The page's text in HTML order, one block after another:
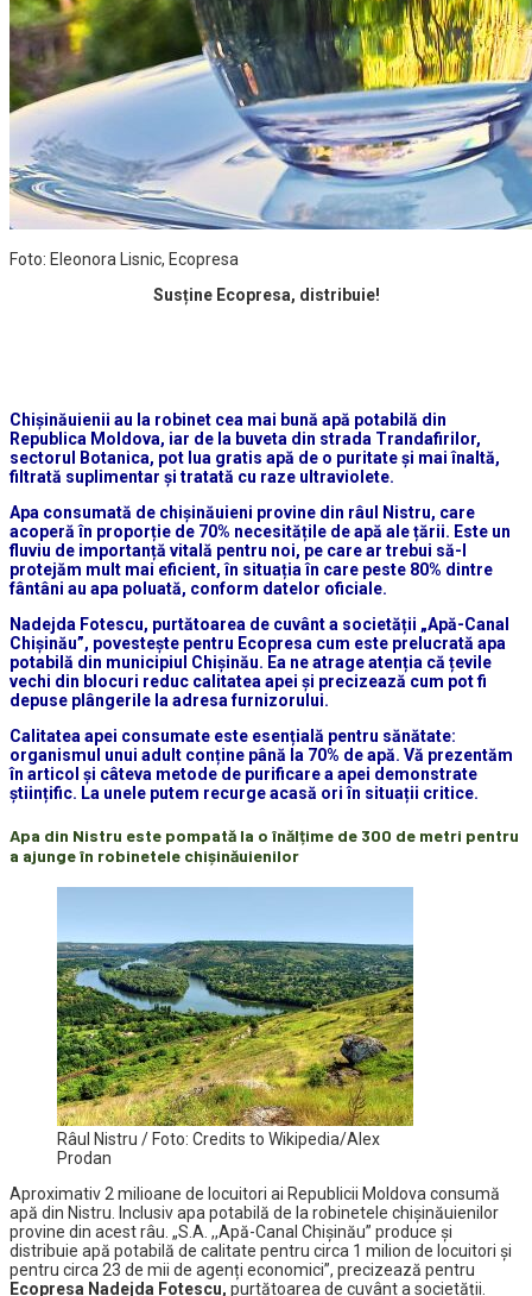
Foto: Eleonora Lisnic, Ecopresa
Susține Ecopresa, distribuie!
Chișinăuienii au la robinet cea mai bună apă potabilă din
Republica Moldova, iar de la buveta din strada Trandafirilor,
sectorul Botanica, pot lua gratis apă de o puritate și mai înaltă,
filtrată suplimentar și tratată cu raze ultraviolete.
Apa consumată de chișinăuieni provine din râul Nistru, care
acoperă în proporție de 70% necesitățile de apă ale țării. Este un
fluviu de importanță vitală pentru noi, pe care ar trebui să-l
protejăm mult mai eficient, în situația în care peste 80% dintre
fântâni au apa poluată, conform datelor oficiale.
Nadejda Fotescu, purtătoarea de cuvânt a societății „Apă-Canal
Chișinău”, povestește pentru Ecopresa cum este prelucrată apa
potabilă din municipiul Chișinău. Ea ne atrage atenția că țevile
vechi din blocuri reduc calitatea apei și precizează cum pot fi
depuse plângerile la adresa furnizorului.
Calitatea apei consumate este esențială pentru sănătate:
organismul unui adult conține până la 70% de apă. Vă prezentăm
în articol și câteva metode de purificare a apei demonstrate
științific. La unele putem recurge acasă ori în situații critice.
Apa din Nistru este pompată la o înălțime de 300 de metri pentru
a ajunge în robinetele chișinăuienilor
Râul Nistru / Foto: Credits to Wikipedia/Alex
Prodan
Aproximativ 2 milioane de locuitori ai Republicii Moldova consumă
apă din Nistru. Inclusiv apa potabilă de la robinetele chișinăuienilor
provine din acest râu. „S.A. ,,Apă-Canal Chișinău” produce și
distribuie apă potabilă de calitate pentru circa 1 milion de locuitori și
pentru circa 23 de mii de agenți economici”, precizează pentru
Ecopresa Nadejda Fotescu, purtătoarea de cuvânt a societății.